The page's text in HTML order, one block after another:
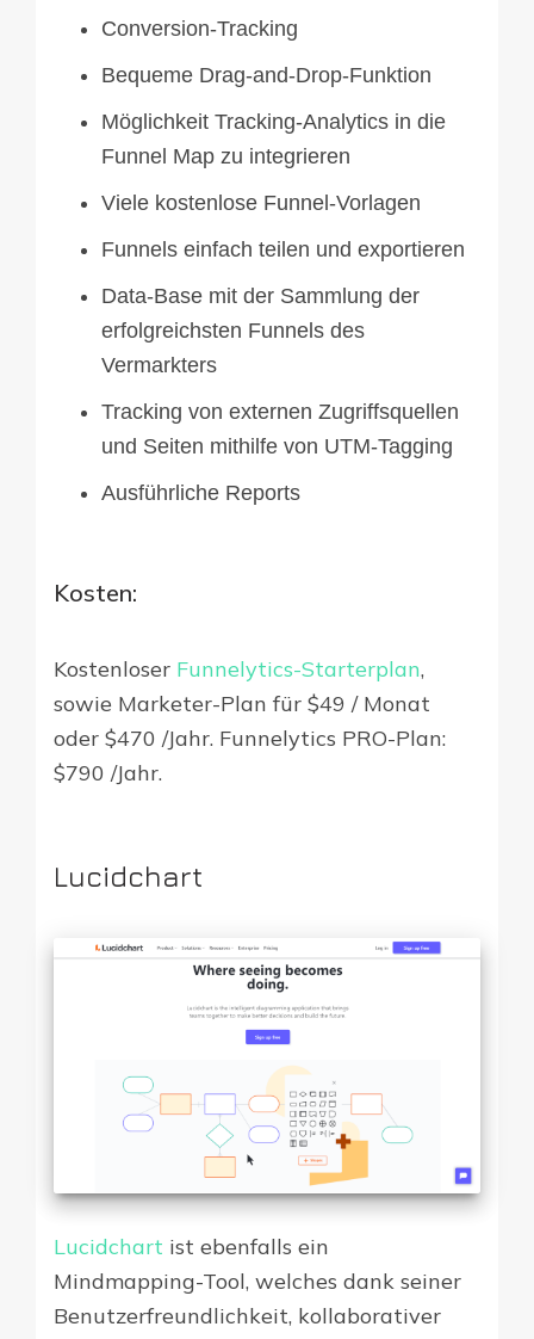
Conversion-Tracking
Bequeme Drag-and-Drop-Funktion
Möglichkeit Tracking-Analytics in die
Funnel Map zu integrieren
Viele kostenlose Funnel-Vorlagen
Funnels einfach teilen und exportieren
Data-Base mit der Sammlung der
erfolgreichsten Funnels des
Vermarkters
Tracking von externen Zugriffsquellen
und Seiten mithilfe von UTM-Tagging
Ausführliche Reports
Kosten:
Kostenloser Funnelytics-Starterplan,
sowie Marketer-Plan für $49 / Monat
oder $470 /Jahr. Funnelytics PRO-Plan:
$790 /Jahr.
Lucidchart
Lucidchart ist ebenfalls ein
Mindmapping-Tool, welches dank seiner
Benutzerfreundlichkeit, kollaborativer